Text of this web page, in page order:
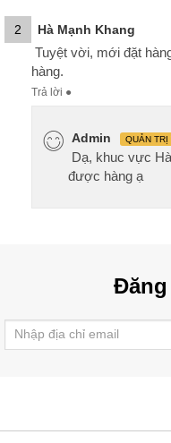
2 Hà Mạnh Khang
Tuyệt vời, mới đặt
hàng.
Trả lời ●
Admin QUẢN TRỊ
Dạ, khuc vực
được hàng ạ